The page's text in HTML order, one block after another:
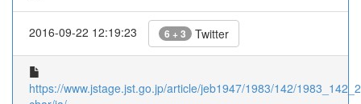
2016-09-22 12:19:23 6 + 3 Twitter
https://www.jstage.jst.go.jp/article/jeb1947/1983/142/